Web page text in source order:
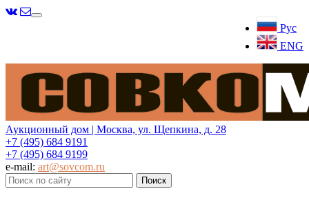
Рус
ENG
Меню
Аукционный дом | Москва, ул. Щепкина, д. 28
+7 (495) 684 9191
+7 (495) 684 9199
e-mail: art@sovcom.ru